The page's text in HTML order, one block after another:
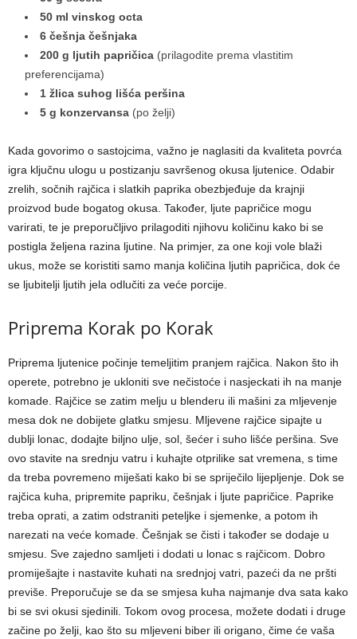
50 ml vinskog octa
6 češnja češnjaka
200 g ljutih papričica (prilagodite prema vlastitim
preferencijama)
1 žlica suhog lišća peršina
5 g konzervansa (po želji)
Kada govorimo o sastojcima, važno je naglasiti da kvaliteta povrća
igra ključnu ulogu u postizanju savršenog okusa ljutenice. Odabir
zrelih, sočnih rajčica i slatkih paprika obezbjeđuje da krajnji
proizvod bude bogatog okusa. Također, ljute papričice mogu
varirati, te je preporučljivo prilagoditi njihovu količinu kako bi se
postigla željena razina ljutine. Na primjer, za one koji vole blaži
ukus, može se koristiti samo manja količina ljutih papričica, dok će
se ljubitelji ljutih jela odlučiti za veće porcije.
Priprema Korak po Korak
Priprema ljutenice počinje temeljitim pranjem rajčica. Nakon što ih
operete, potrebno je ukloniti sve nečistoće i nasjeckati ih na manje
komade. Rajčice se zatim melju u blenderu ili mašini za mljevenje
mesa dok ne dobijete glatku smjesu. Mljevene rajčice sipajte u
dublji lonac, dodajte biljno ulje, sol, šećer i suho lišće peršina. Sve
ovo stavite na srednju vatru i kuhajte otprilike sat vremena, s time
da treba povremeno miješati kako bi se spriječilo lijepljenje. Dok se
rajčica kuha, pripremite papriku, češnjak i ljute papričice. Paprike
treba oprati, a zatim odstraniti peteljke i sjemenke, a potom ih
narezati na veće komade. Češnjak se čisti i također se dodaje u
smjesu. Sve zajedno samljeti i dodati u lonac s rajčicom. Dobro
promiješajte i nastavite kuhati na srednjoj vatri, pazeći da ne pršti
previše. Preporučuje se da se smjesa kuha najmanje dva sata kako
bi se svi okusi sjedinili. Tokom ovog procesa, možete dodati i druge
začine po želji, kao što su mljeveni biber ili origano, čime će vaša